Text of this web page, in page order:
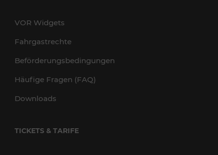
VOR Widgets
Fahrgastrechte
Beförderungsbedingungen
Häufige Fragen (FAQ)
Downloads
TICKETS & TARIFE